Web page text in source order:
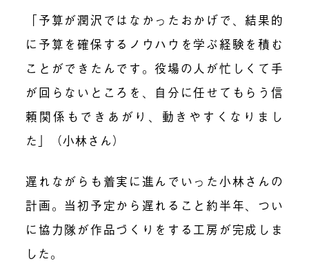
「予算が潤沢ではなかったおかげで、結果的
に予算を確保するノウハウを学ぶ経験を積む
ことができたんです。役場の人が忙しくて手
が回らないところを、自分に任せてもらう信
頼関係もできあがり 、動きやすくなりまし
た」（小林さん）
遅れながらも着実に進んでいった小林さんの
計画。当初予定から遅れること約半年、つい
に協力隊が作品づくりをする工房が完成しま
した。